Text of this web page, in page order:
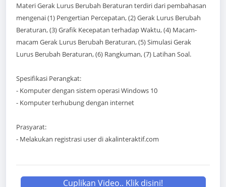
Materi Gerak Lurus Berubah Beraturan terdiri dari pembahasan
mengenai (1) Pengertian Percepatan, (2) Gerak Lurus Berubah
Beraturan, (3) Grafik Kecepatan terhadap Waktu, (4) Macam-
macam Gerak Lurus Berubah Beraturan, (5) Simulasi Gerak
Lurus Berubah Beraturan, (6) Rangkuman, (7) Latihan Soal.
Spesifikasi Perangkat:
- Komputer dengan sistem operasi Windows 10
- Komputer terhubung dengan internet
Prasyarat:
- Melakukan registrasi user di akalinteraktif.com
Cuplikan Video.. Klik disini!